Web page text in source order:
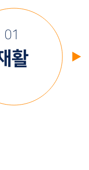
활
01
▶